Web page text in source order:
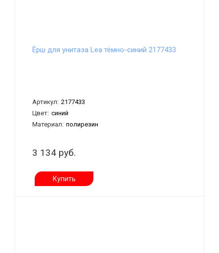
Ёрш для унитаза Lea тёмно-синий 2177433
Артикул: 2177433
Цвет: синий
Материал: полирезин
3 134 руб.
Купить